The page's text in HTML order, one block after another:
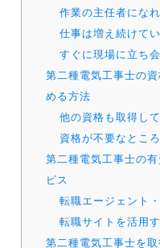
作業の主任者にな
仕事は増え続けて
すぐに現場に立ち
第二種電気工事士の
める方法
他の資格も取得し
資格が不要なとこ
第二種電気工事士の
ビス
転職エージェント
転職サイトを活用
第二種電気工事士を